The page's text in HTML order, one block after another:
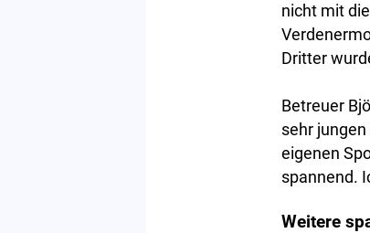
nicht mit
Dritter
Betreuer
sehr
eigenen
spannend.
Weitere